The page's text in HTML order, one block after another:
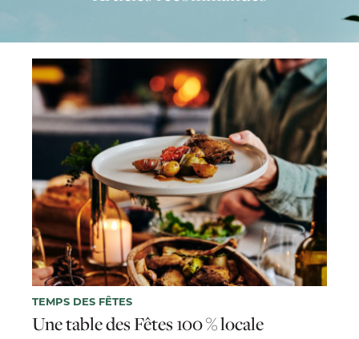
TEMPS DES FÊTES
Une table des Fêtes 100 % locale